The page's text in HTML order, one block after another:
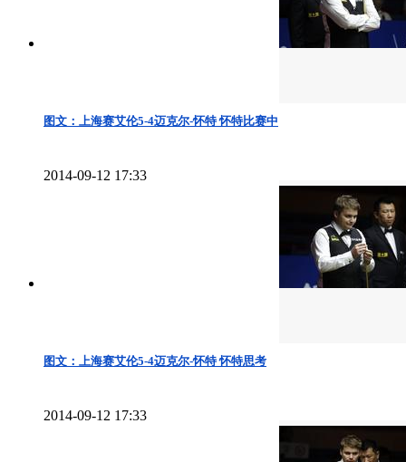
图文：上海赛艾伦5-4迈克尔-怀特 怀特比赛中
2014-09-12 17:33
图文：上海赛艾伦5-4迈克尔-怀特 怀特思考
2014-09-12 17:33